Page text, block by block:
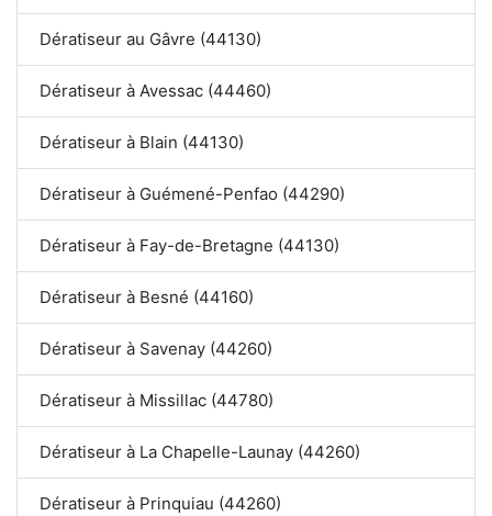
Dératiseur au Gâvre (44130)
Dératiseur à Avessac (44460)
Dératiseur à Blain (44130)
Dératiseur à Guémené-Penfao (44290)
Dératiseur à Fay-de-Bretagne (44130)
Dératiseur à Besné (44160)
Dératiseur à Savenay (44260)
Dératiseur à Missillac (44780)
Dératiseur à La Chapelle-Launay (44260)
Dératiseur à Prinquiau (44260)